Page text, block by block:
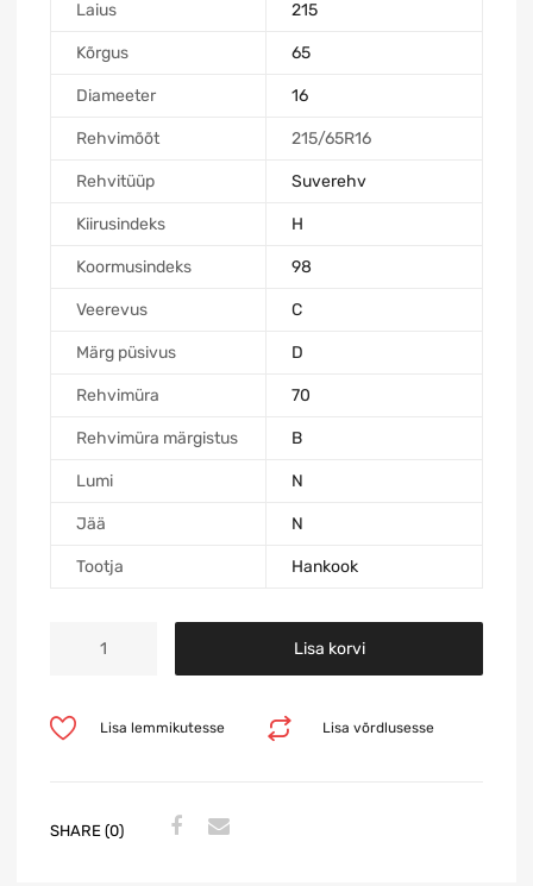
Laius 215
Kõrgus 65
Diameeter 16
Rehvimõõt 215/65R16
Rehvitüüp Suverehv
Kiirusindeks H
Koormusindeks 98
Veerevus C
Märg püsivus D
Rehvimüra 70
Rehvimüra märgistus B
Lumi N
Jää N
Tootja Hankook
Lisa korvi
Lisa võrdlusesse
Lisa lemmikutesse
SHARE (0)